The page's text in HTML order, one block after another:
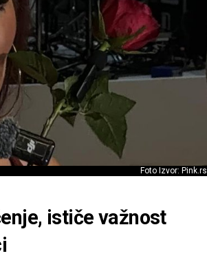
Foto Izvor: Pink.rs
ističe važnost